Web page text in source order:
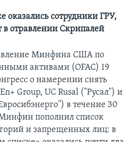
оказались сотрудники ГРУ,
в отравлении Скрипалей
Минфина США по
активами (OFAC) 19
о намерении снять
Group, UC Rusal ("Русал") и
в течение 30
пополнил список
и запрещенных лиц: в